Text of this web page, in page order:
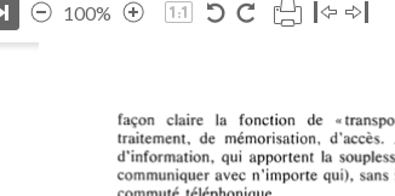
100%